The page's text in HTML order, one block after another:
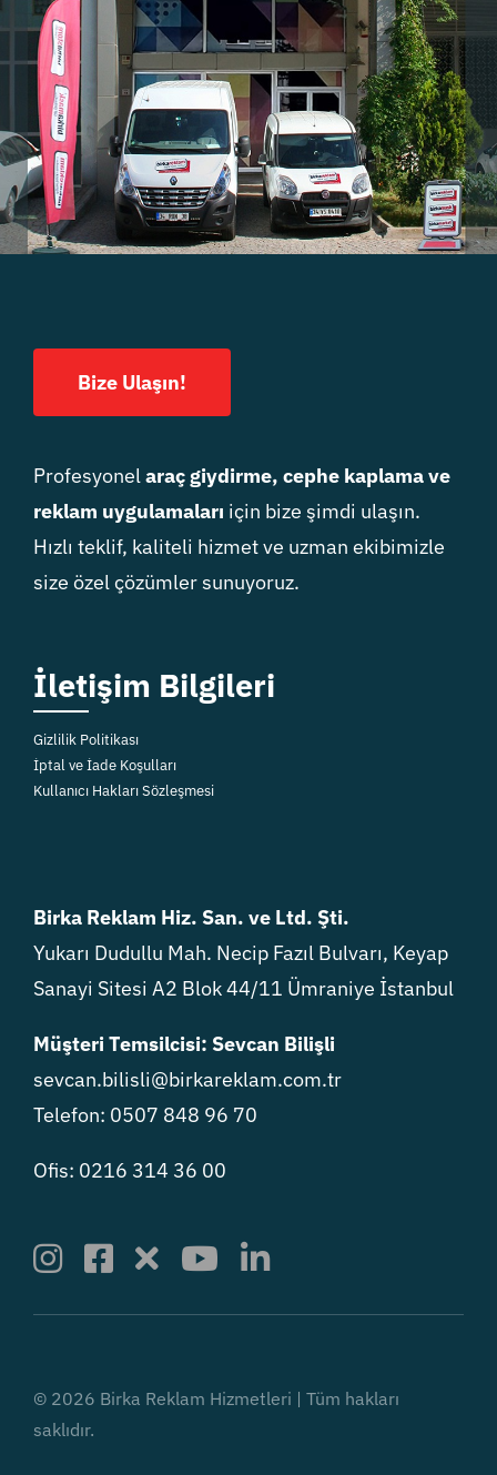
Bize Ulaşın!
Profesyonelaraç giydirme, cephe kaplama ve
reklam uygulamaları için bize şimdi ulaşın.
Hızlı teklif, kaliteli hizmet ve uzman ekibimizle
size özel çözümler sunuyoruz.
İletişim Bilgileri
Gizlilik Politikası
İptal ve İade Koşulları
Kullanıcı Hakları Sözleşmesi
Birka Reklam Hiz. San. ve Ltd. Şti.
Yukarı Dudullu Mah. Necip Fazıl Bulvarı, Keyap
Sanayi Sitesi A2 Blok 44/11 Ümraniye İstanbul
Müşteri Temsilcisi: Sevcan Bilişli
sevcan.bilisli@birkareklam.com.tr
Telefon: 0507 848 96 70
Ofis: 0216 314 36 00
© 2026 Birka Reklam Hizmetleri | Tüm hakları
saklıdır.